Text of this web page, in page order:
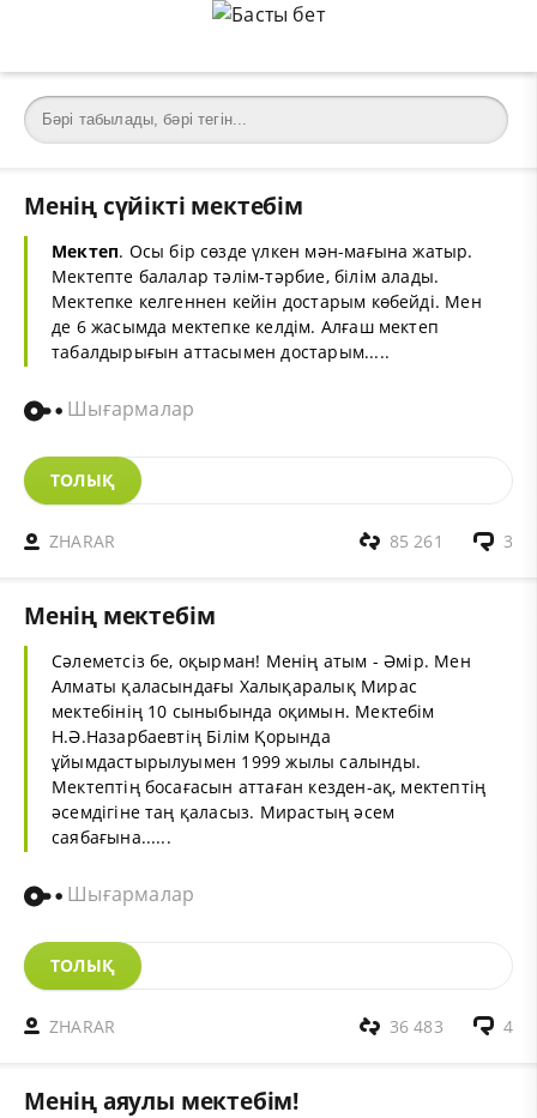
Менің сүйікті мектебім
Мектеп. Осы бір сөзде үлкен мән-мағына жатыр.
Мектепте балалар тәлім-тәрбие, білім алады.
Мектепке келгеннен кейін достарым көбейді. Мен
де 6 жасымда мектепке келдім. Алғаш мектеп
табалдырығын аттасымен достарым.....
Шығармалар
ТОЛЫҚ
ZHARAR 3
85 261
Менің мектебім
Сәлеметсіз бе, оқырман! Менің атым - Әмір. Мен
Алматы қаласындағы Халықаралық Мирас
мектебінің 10 сыныбында оқимын. Мектебім
Н.Ә.Назарбаевтің Білім Қорында
ұйымдастырылуымен 1999 жылы салынды.
Мектептің босағасын аттаған кезден-ақ, мектептің
әсемдігіне таң қаласыз. Мирастың әсем
саябағына......
Шығармалар
ТОЛЫҚ
ZHARAR 4
36 483
Менің аяулы мектебім!